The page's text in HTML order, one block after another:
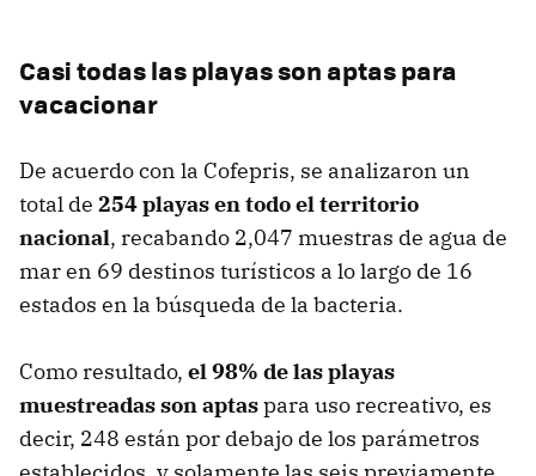
Casi todas las playas son aptas para
vacacionar
De acuerdo con la Cofepris, se analizaron un
total de 254 playas en todo el territorio
nacional, recabando 2,047 muestras de agua de
mar en 69 destinos turísticos a lo largo de 16
estados en la búsqueda de la bacteria.
Como resultado, el 98% de las playas
muestreadas son aptaspara uso recreativo, es
decir, 248 están por debajo de los parámetros